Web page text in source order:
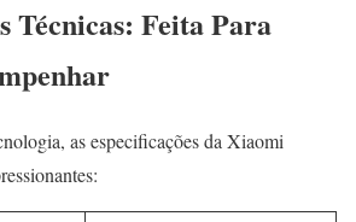
Técnicas: Feita Para
as especificações da Xiaomi